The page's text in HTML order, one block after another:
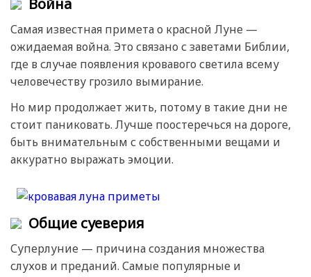
Война
Самая известная примета о красной Луне —
ожидаемая война. Это связано с заветами Библии,
где в случае появления кровавого светила всему
человечеству грозило вымирание.
Но мир продолжает жить, потому в такие дни не
стоит паниковать. Лучше поостеречься на дороге,
быть внимательным с собственными вещами и
аккуратно выражать эмоции.
Общие суеверия
Суперлуние — причина создания множества
слухов и преданий. Самые популярные и